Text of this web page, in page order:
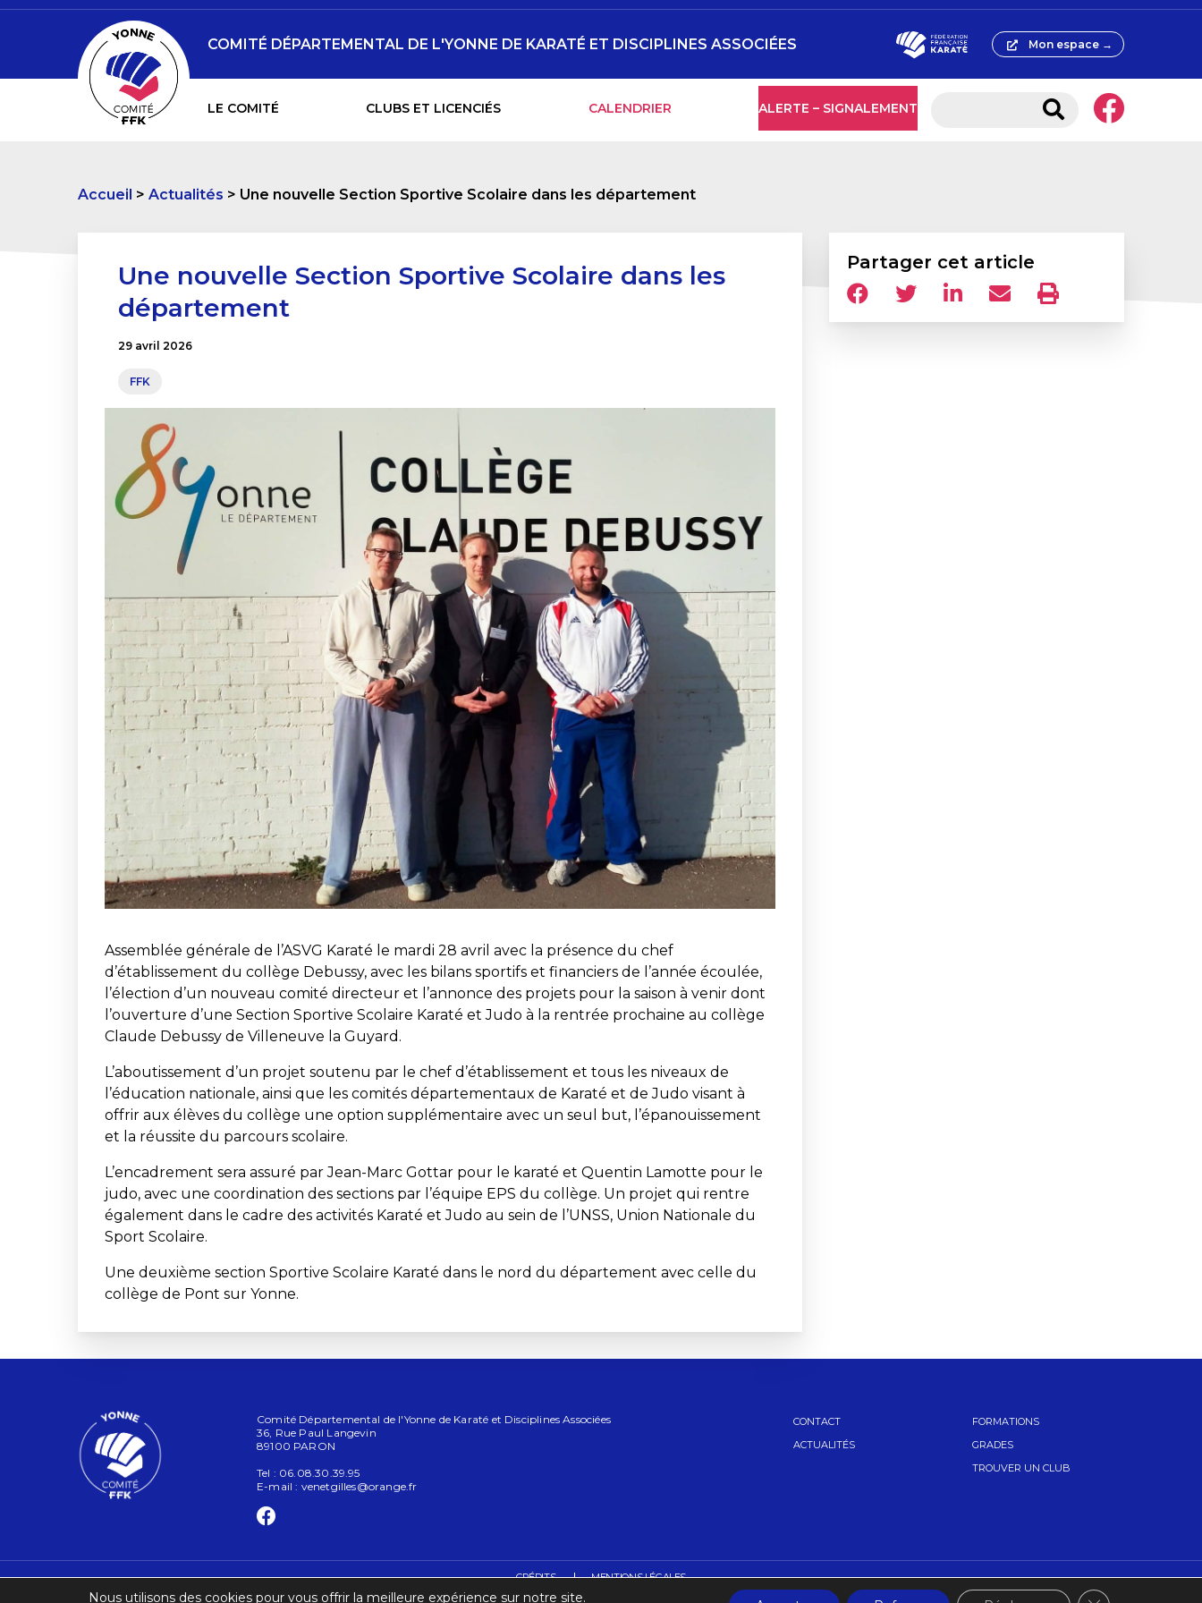
LE COMITÉ CLUBS ET LICENCIÉS CALENDRIER ALERTE – SIGNALEMENT
COMITÉ DÉPARTEMENTAL DE L'YONNE DE KARATÉ ET DISCIPLINES ASSOCIÉES Mon espace →
Accueil Actualités Une nouvelle Section Sportive Scolaire dans les département
Une nouvelle Section Sportive Scolaire dans les
département
29 avril 2026
FFK
Assemblée générale de l’ASVG Karaté le mardi 28 avril avec la présence du chef
d’établissement du collège Debussy, avec les bilans sportifs et financiers de l’année écoulée,
l’élection d’un nouveau comité directeur et l’annonce des projets pour la saison à venir dont
l’ouverture d’une Section Sportive Scolaire Karaté et Judo à la rentrée prochaine au collège
Claude Debussy de Villeneuve la Guyard.
L’aboutissement d’un projet soutenu par le chef d’établissement et tous les niveaux de
l’éducation nationale, ainsi que les comités départementaux de Karaté et de Judo visant à
offrir aux élèves du collège une option supplémentaire avec un seul but, l’épanouissement
et la réussite du parcours scolaire.
L’encadrement sera assuré par Jean-Marc Gottar pour le karaté et Quentin Lamotte pour le
judo, avec une coordination des sections par l’équipe EPS du collège. Un projet qui rentre
également dans le cadre des activités Karaté et Judo au sein de l’UNSS, Union Nationale du
Sport Scolaire.
Une deuxième section Sportive Scolaire Karaté dans le nord du département avec celle du
collège de Pont sur Yonne.
Partager cet article
Comité Départemental de l'Yonne de Karaté et Disciplines Associées
36, Rue Paul Langevin
89100 PARON
Tel : 06.08.30.39.95
E-mail : venetgilles@orange.fr
CONTACT
ACTUALITÉS
FORMATIONS
GRADES
TROUVER UN CLUB
CRÉDITS MENTIONS LÉGALES
Nous utilisons des cookies pour vous offrir la meilleure expérience sur notre site.